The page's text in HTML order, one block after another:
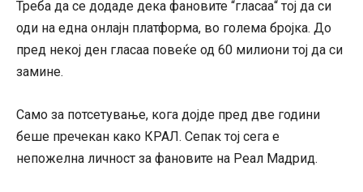
Треба да се додаде дека фановите “гласаа“ тој да си
оди на една онлајн платформа, во голема бројка. До
пред некој ден гласаа повеќе од 60 милиони тој да си
замине.
Само за потсетување, кога дојде пред две години
беше пречекан како КРАЛ. Сепак тој сега е
непожелна личност за фановите на Реал Мадрид.